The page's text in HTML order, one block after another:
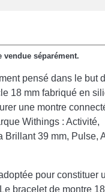
séparément.
pensé dans le but
18 mm fabriqué en
une montre
Withings : Activité,
Brillant 39 mm, Pulse,
pour constituer
bracelet de montre